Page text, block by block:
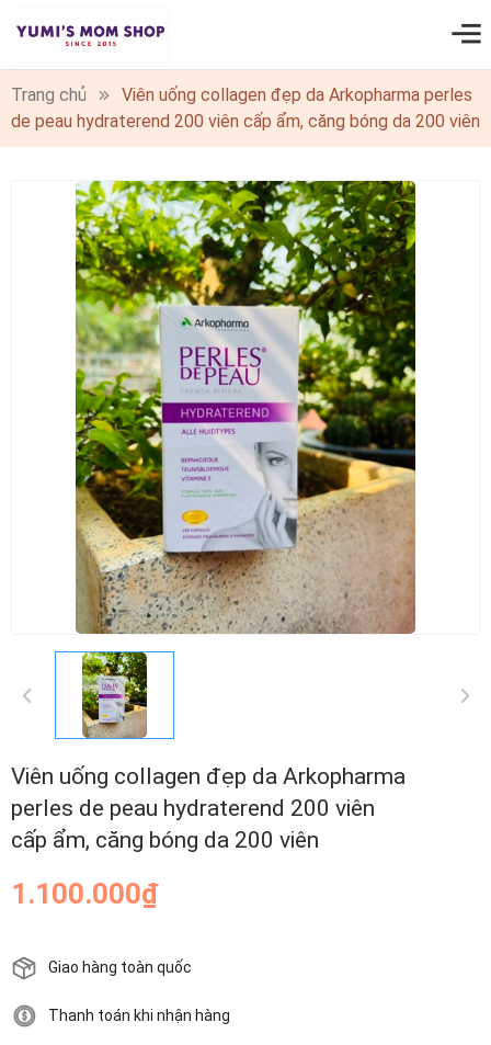
0
Trang chủ
Viên uống collagen đẹp da Arkopharma perles
de peau hydraterend 200 viên cấp ẩm, căng bóng da 200 viên
Viên uống collagen đẹp da Arkopharma
perles de peau hydraterend 200 viên
cấp ẩm, căng bóng da 200 viên
1.100.000₫
Giao hàng toàn quốc
Thanh toán khi nhận hàng